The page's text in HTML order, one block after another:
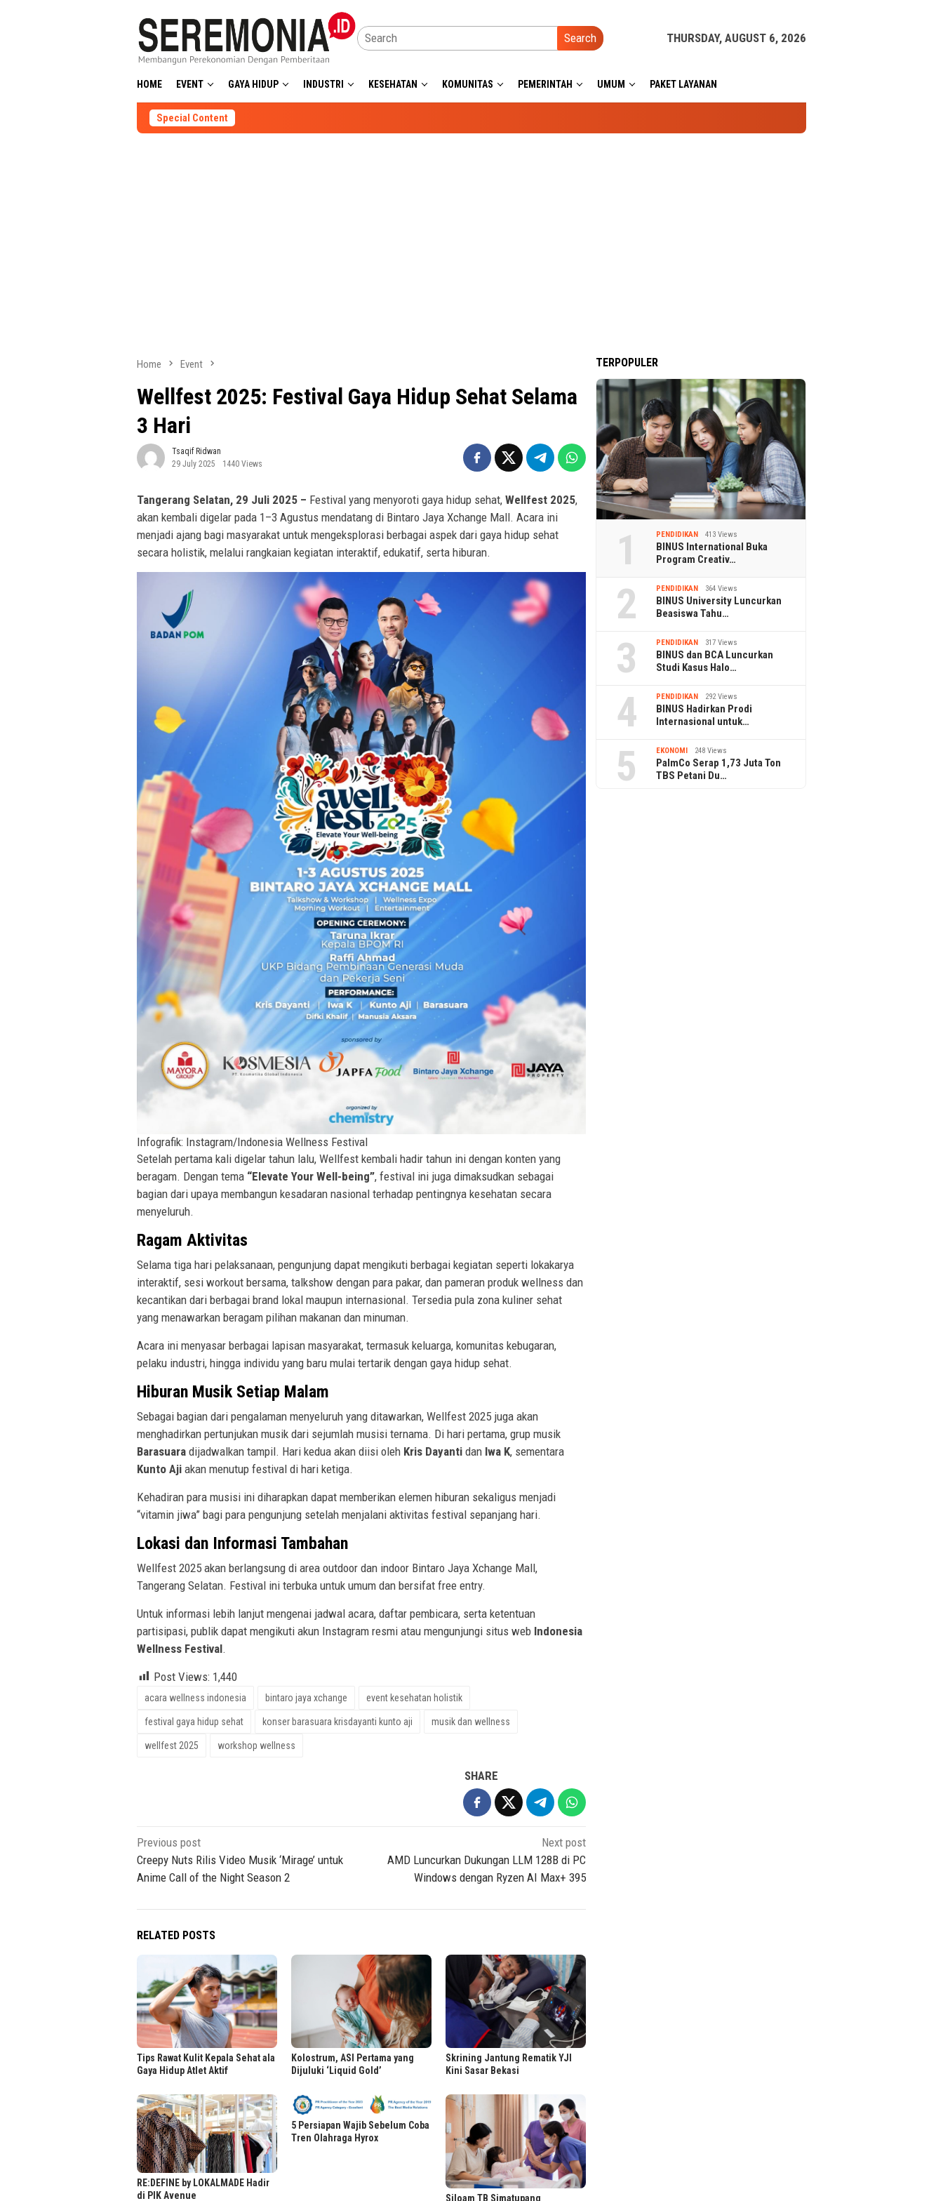
Search THURSDAY, AUGUST 6, 2026
HOME EVENT GAYA HIDUP INDUSTRI KESEHATAN KOMUNITAS PEMERINTAH UMUM PAKET LAYANAN
Special Content
Home Event
Wellfest 2025: Festival Gaya Hidup Sehat Selama
3 Hari
Tsaqif Ridwan
29 July 2025
1440 Views
Tangerang Selatan, 29 Juli 2025 – Festival yang menyoroti gaya hidup sehat, Wellfest 2025,
akan kembali digelar pada 1–3 Agustus mendatang di Bintaro Jaya Xchange Mall. Acara ini
menjadi ajang bagi masyarakat untuk mengeksplorasi berbagai aspek dari gaya hidup sehat
secara holistik, melalui rangkaian kegiatan interaktif, edukatif, serta hiburan.
Infografik: Instagram/Indonesia Wellness Festival
Setelah pertama kali digelar tahun lalu, Wellfest kembali hadir tahun ini dengan konten yang
beragam. Dengan tema “Elevate Your Well-being”, festival ini juga dimaksudkan sebagai
bagian dari upaya membangun kesadaran nasional terhadap pentingnya kesehatan secara
menyeluruh.
Ragam Aktivitas
Selama tiga hari pelaksanaan, pengunjung dapat mengikuti berbagai kegiatan seperti lokakarya
interaktif, sesi workout bersama, talkshow dengan para pakar, dan pameran produk wellness dan
kecantikan dari berbagai brand lokal maupun internasional. Tersedia pula zona kuliner sehat
yang menawarkan beragam pilihan makanan dan minuman.
Acara ini menyasar berbagai lapisan masyarakat, termasuk keluarga, komunitas kebugaran,
pelaku industri, hingga individu yang baru mulai tertarik dengan gaya hidup sehat.
Hiburan Musik Setiap Malam
Sebagai bagian dari pengalaman menyeluruh yang ditawarkan, Wellfest 2025 juga akan
menghadirkan pertunjukan musik dari sejumlah musisi ternama. Di hari pertama, grup musik
Barasuara dijadwalkan tampil. Hari kedua akan diisi oleh Kris Dayanti dan Iwa K, sementara
Kunto Aji akan menutup festival di hari ketiga.
Kehadiran para musisi ini diharapkan dapat memberikan elemen hiburan sekaligus menjadi
“vitamin jiwa” bagi para pengunjung setelah menjalani aktivitas festival sepanjang hari.
Lokasi dan Informasi Tambahan
Wellfest 2025 akan berlangsung di area outdoor dan indoor Bintaro Jaya Xchange Mall,
Tangerang Selatan. Festival ini terbuka untuk umum dan bersifat free entry.
Untuk informasi lebih lanjut mengenai jadwal acara, daftar pembicara, serta ketentuan
partisipasi, publik dapat mengikuti akun Instagram resmi atau mengunjungi situs web Indonesia
Wellness Festival.
Post Views: 1,440
acara wellness indonesia bintaro jaya xchange event kesehatan holistik
festival gaya hidup sehat konser barasuara krisdayanti kunto aji musik dan wellness
wellfest 2025 workshop wellness
SHARE
Post
navigation
Previous post
Creepy Nuts Rilis Video Musik ‘Mirage’ untuk
Anime Call of the Night Season 2
Next post
AMD Luncurkan Dukungan LLM 128B di PC
Windows dengan Ryzen AI Max+ 395
RELATED POSTS
Tips Rawat Kulit Kepala Sehat ala
Gaya Hidup Atlet Aktif
Kolostrum, ASI Pertama yang
Dijuluki ‘Liquid Gold’
Skrining Jantung Rematik YJI
Kini Sasar Bekasi
RE:DEFINE by LOKALMADE Hadir
di PIK Avenue
5 Persiapan Wajib Sebelum Coba
Tren Olahraga Hyrox
Siloam TB Simatupang
TERPOPULER
1 PENDIDIKAN 413 Views
BINUS International Buka
Program Creativ…
2 PENDIDIKAN 364 Views
BINUS University Luncurkan
Beasiswa Tahu…
3 PENDIDIKAN 317 Views
BINUS dan BCA Luncurkan
Studi Kasus Halo…
4 PENDIDIKAN 292 Views
BINUS Hadirkan Prodi
Internasional untuk…
5 EKONOMI 248 Views
PalmCo Serap 1,73 Juta Ton
TBS Petani Du…